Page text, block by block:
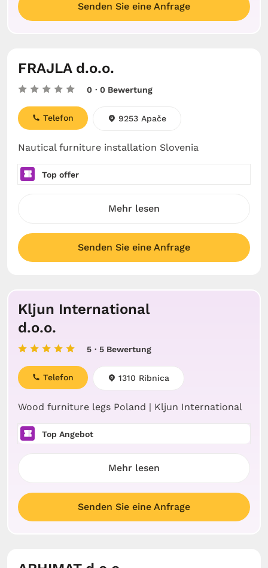
Senden Sie eine Anfrage
FRAJLA d.o.o.
0 · 0 Bewertung
Nautical furniture installation Slovenia
Telefon 9253 Apače
Top offer
Mehr lesen
Senden Sie eine Anfrage
Kljun International
d.o.o.
5 · 5 Bewertung
Wood furniture legs Poland | Kljun International
Telefon 1310 Ribnica
Top Angebot
Mehr lesen
Senden Sie eine Anfrage